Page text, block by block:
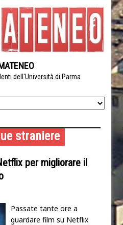
dell'Università di Parma
straniere
per migliorare il
Passate tante ore a
guardare film su Netflix